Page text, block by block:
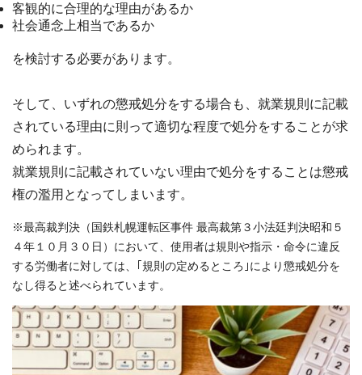
客観的に合理的な理由があるか
社会通念上相当であるか
を検討する必要があります。
そして、いずれの懲戒処分をする場合も、就業規則に記載
されている理由に則って適切な程度で処分をすることが求
められます。
就業規則に記載されていない理由で処分をすることは懲戒
権の濫用となってしまいます。
※最高裁判決（国鉄札幌運転区事件 最高裁第３小法廷判決昭和５
４年１０月３０日）において、使用者は規則や指示・命令に違反
する労働者に対しては、｢規則の定めるところ｣により懲戒処分を
なし得ると述べられています。